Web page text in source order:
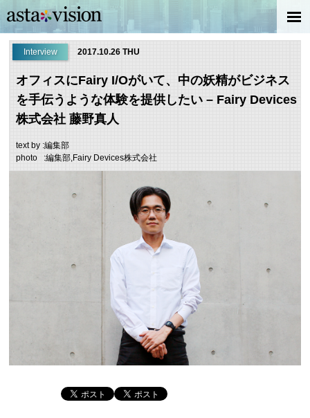
Interview 2017.10.26 THU
オフィスにFairy I/Oがいて、中の妖精がビジネス
を手伝うような体験を提供したい – Fairy Devices
株式会社 藤野真人
text by :編集部
photo :編集部,Fairy Devices株式会社